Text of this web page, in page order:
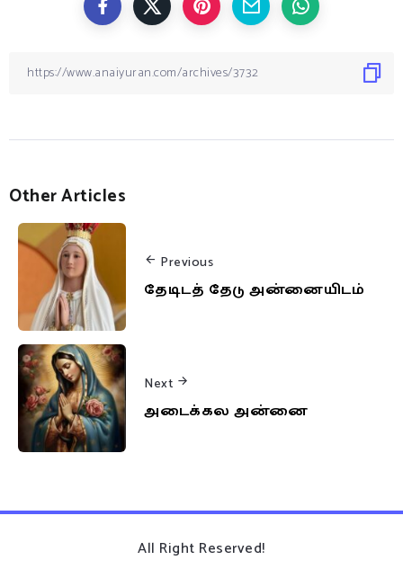
Other Articles
Previous
தேடிடத் தேடு அன்னையிடம்
Next
அடைக்கல அன்னை
All Right Reserved!